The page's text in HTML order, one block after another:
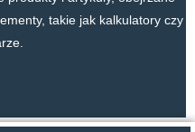
takie jak kalkulatory czy